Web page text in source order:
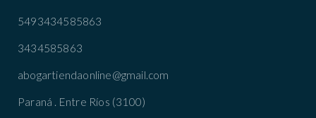
5493434585863
3434585863
abogartiendaonline@gmail.com
Paraná . Entre Ríos (3100)